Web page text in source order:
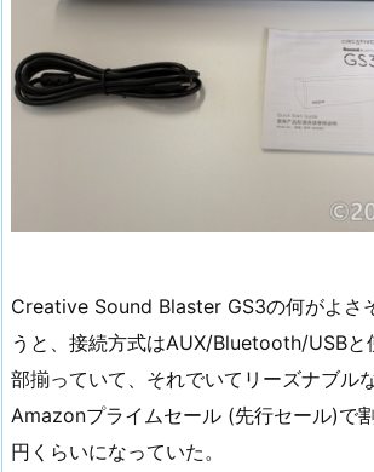
Creative Sound Blaster GS3の何がよさ
うと、接続方式はAUX/Bluetooth/USBと
部揃っていて、それでいてリーズナブル
Amazonプライムセール (先行セール)で
円くらいになっていた。